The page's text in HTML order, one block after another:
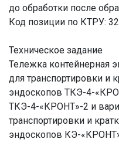
до обработки после
Код позиции по КТРУ:
Техническое задание
Тележка контейнерная
для транспортировки и
эндоскопов ТКЭ-4-
ТКЭ-4-«КРОНТ»-2 и
транспортировки и
эндоскопов КЭ-